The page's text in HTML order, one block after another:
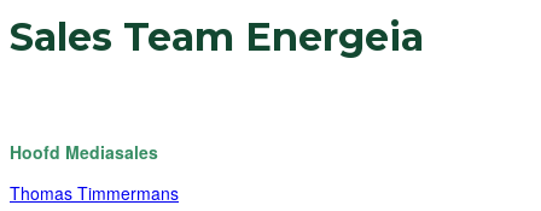
Sales Team Energeia
Hoofd Mediasales
Thomas Timmermans